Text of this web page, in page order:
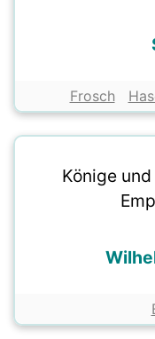
Frosch
Könige